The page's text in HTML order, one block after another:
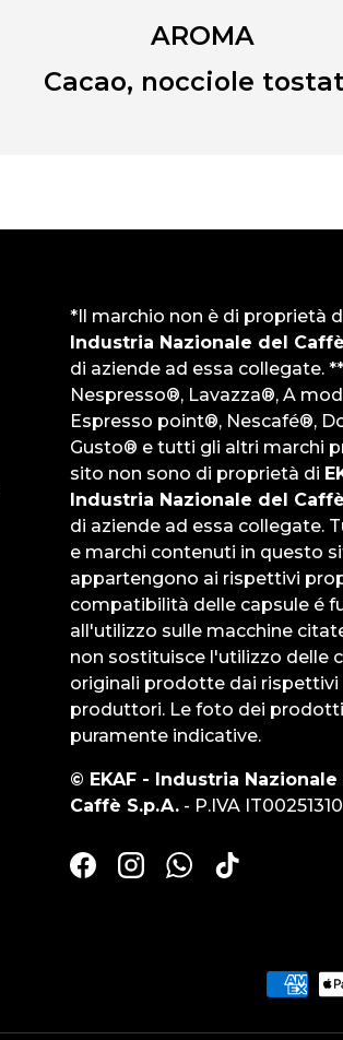
AROMA
Cacao, nocciole
*Il marchio non è di proprietà
Industria Nazionale del
di aziende ad essa collegate.
Nespresso®, Lavazza®, A
Espresso point®, Nescafé®,
Gusto® e tutti gli altri marchi
sito non sono di proprietà di
Industria Nazionale del
di aziende ad essa collegate.
e marchi contenuti in questo
appartengono ai rispettivi
compatibilità delle capsule é
all'utilizzo sulle macchine
non sostituisce l'utilizzo delle
originali prodotte dai rispettivi
produttori. Le foto dei
puramente indicative.
© EKAF - Industria Nazionale
Caffè S.p.A. - P.IVA
FacebookInstagramWhatsApp
TikTok
Metodi di